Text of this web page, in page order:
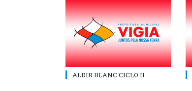
ALDIR BLANC CICLO II